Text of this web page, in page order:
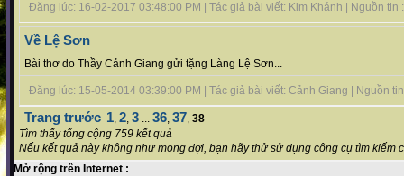
Đăng lúc: 16-02-2017 03:48:00 PM | Tác giả bài viết: Kim Khánh | Nguồn tin
Về Lệ Sơn
Bài thơ do Thầy Cảnh Giang gửi tặng Làng Lệ Sơn...
Đăng lúc: 15-05-2014 03:39:00 PM | Tác giả bài viết: Cảnh Giang | Nguồn
Trang trước 1, 2, 3 ... 36, 37, 38
Tìm thấy tổng cộng 759 kết quả
Nếu kết quả này không như mong đợi, bạn hãy thử sử dụng công cụ tìm kiếm
Mở rộng trên Internet :